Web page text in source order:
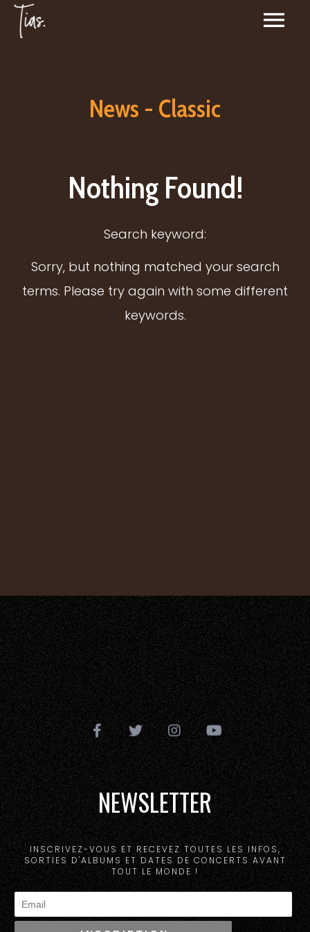
News - Classic
Nothing Found!
Search keyword:
Sorry, but nothing matched your search
terms. Please try again with some different
keywords.
NEWSLETTER
INSCRIVEZ-VOUS ET RECEVEZ TOUTES LES INFOS,
SORTIES D'ALBUMS ET DATES DE CONCERTS AVANT
TOUT LE MONDE !